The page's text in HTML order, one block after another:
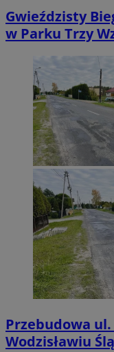
Gwieździsty
w Parku Trzy
Przebudowa
Wodzisławiu